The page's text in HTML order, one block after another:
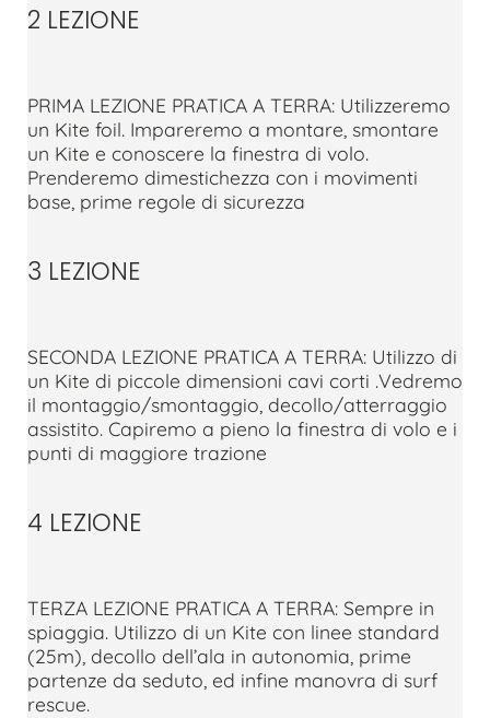
2 LEZIONE
PRIMA LEZIONE PRATICA A TERRA: Utilizzeremo
un Kite foil. Impareremo a montare, smontare
un Kite e conoscere la finestra di volo.
Prenderemo dimestichezza con i movimenti
base, prime regole di sicurezza
3 LEZIONE
SECONDA LEZIONE PRATICA A TERRA: Utilizzo di
un Kite di piccole dimensioni cavi corti .Vedremo
il montaggio/smontaggio, decollo/atterraggio
assistito. Capiremo a pieno la finestra di volo e i
punti di maggiore trazione
4 LEZIONE
TERZA LEZIONE PRATICA A TERRA: Sempre in
spiaggia. Utilizzo di un Kite con linee standard
(25m), decollo dell’ala in autonomia, prime
partenze da seduto, ed infine manovra di surf
rescue.